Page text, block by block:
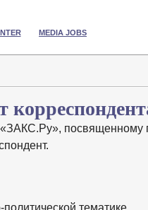
MEDIA JOBS
посвященному